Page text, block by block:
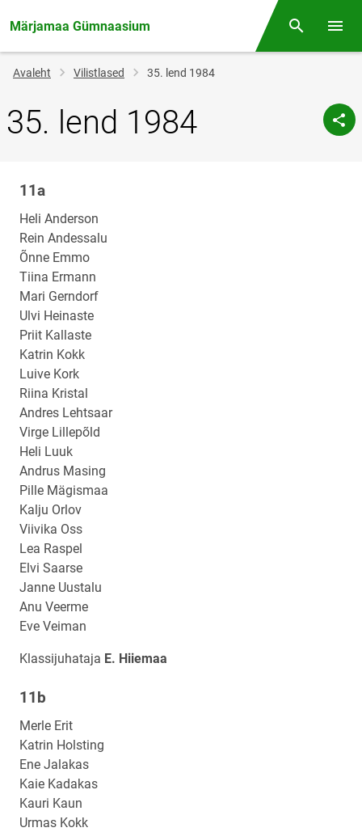
Märjamaa Gümnaasium Otsing
Jälglink
Avaleht Vilistlased 35. lend 1984
35. lend 1984
Klassi
nimi
11a
Heli Anderson
Rein Andessalu
Õnne Emmo
Tiina Ermann
Mari Gerndorf
Ulvi Heinaste
Priit Kallaste
Katrin Kokk
Luive Kork
Riina Kristal
Andres Lehtsaar
Virge Lillepõld
Heli Luuk
Andrus Masing
Pille Mägismaa
Kalju Orlov
Viivika Oss
Lea Raspel
Elvi Saarse
Janne Uustalu
Anu Veerme
Eve Veiman
Klassijuhataja E. Hiiemaa
Klassi
nimi
11b
Merle Erit
Katrin Holsting
Ene Jalakas
Kaie Kadakas
Kauri Kaun
Urmas Kokk